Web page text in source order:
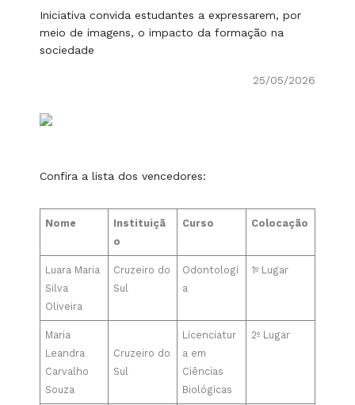
Iniciativa convida estudantes a expressarem, por
meio de imagens, o impacto da formação na
sociedade
25/05/2026
Confira a lista dos vencedores:
Nome
Instituiçã
o
Curso Colocação
Luara Maria
Silva
Oliveira
Cruzeiro do
Sul
Odontologi
a
1º Lugar
Maria
Leandra
Carvalho
Souza
Cruzeiro do
Sul
Licenciatur
a em
Ciências
Biológicas
2º Lugar